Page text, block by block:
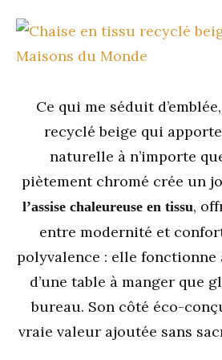
Ce qui me séduit
recyclé beige qui
naturelle à n’importe
piètement chromé crée un
l’assise chaleureuse en tissu,
entre modernité et
polyvalence : elle
d’une table à manger que
bureau. Son côté éco-
vraie valeur ajoutée sans